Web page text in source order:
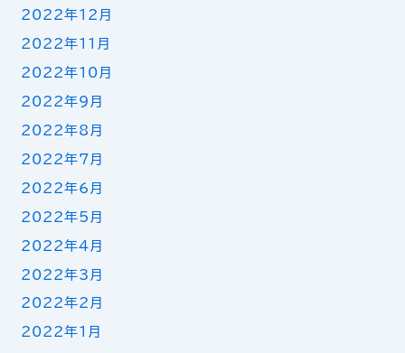
2022年12月
2022年11月
2022年10月
2022年9月
2022年8月
2022年7月
2022年6月
2022年5月
2022年4月
2022年3月
2022年2月
2022年1月